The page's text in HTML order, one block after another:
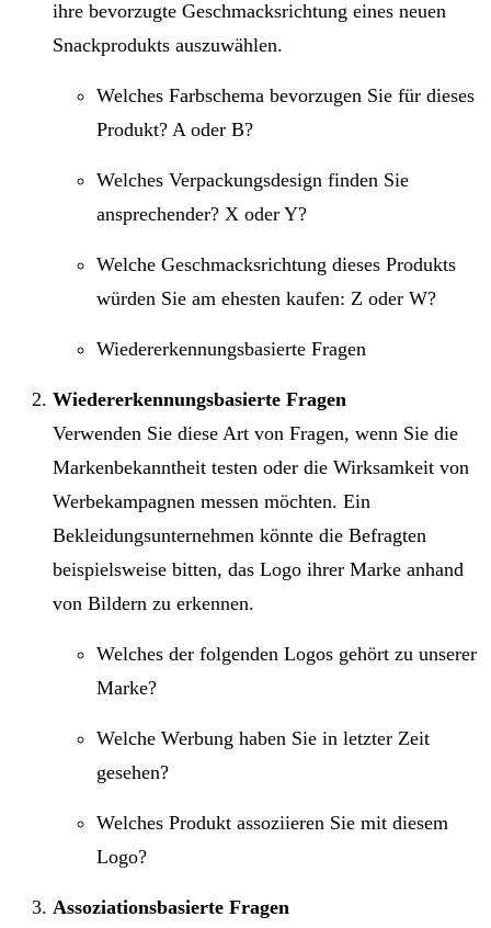
ihre bevorzugte Geschmacksrichtung eines neuen
Snackprodukts auszuwählen.
Welches Farbschema bevorzugen Sie für dieses
Produkt? A oder B?
Welches Verpackungsdesign finden Sie
ansprechender? X oder Y?
Welche Geschmacksrichtung dieses Produkts
würden Sie am ehesten kaufen: Z oder W?
Wiedererkennungsbasierte Fragen
Wiedererkennungsbasierte Fragen
Verwenden Sie diese Art von Fragen, wenn Sie die
Markenbekanntheit testen oder die Wirksamkeit von
Werbekampagnen messen möchten. Ein
Bekleidungsunternehmen könnte die Befragten
beispielsweise bitten, das Logo ihrer Marke anhand
von Bildern zu erkennen.
Welches der folgenden Logos gehört zu unserer
Marke?
Welche Werbung haben Sie in letzter Zeit
gesehen?
Welches Produkt assoziieren Sie mit diesem
Logo?
Assoziationsbasierte Fragen